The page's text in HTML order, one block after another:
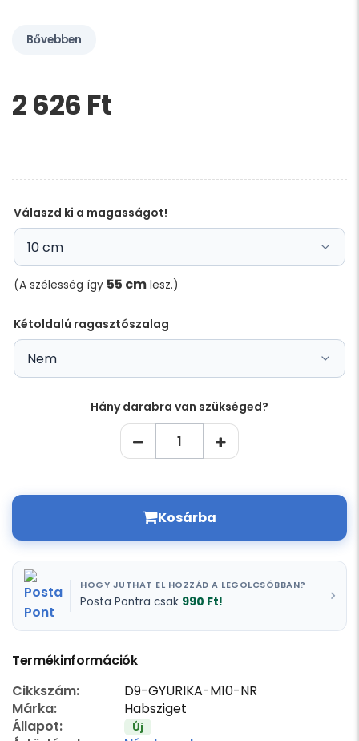
Bővebben
Kérem,
hagyja
2 626 Ft‎
Válaszd ki a magasságot!
(A szélesség így 55 cm lesz.)
Kétoldalú ragasztószalag
Hány darabra van szükséged?
Kosárba
HOGY JUTHAT EL HOZZÁD A LEGOLCSÓBBAN?
Posta Pontra csak 990 Ft!
Termékinformációk
Cikkszám:
D9-GYURIKA-M10-NR
Márka:
Habsziget
Állapot:
Új